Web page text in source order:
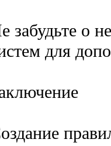
забудьте о
для